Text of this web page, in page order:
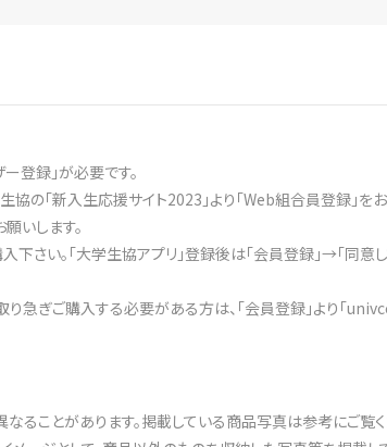
登録」が必要です。
の「新入生応援サイト2023」より「Web組合員登録」を
いします。
さい。「大学生協アプリ」登録後は「会員登録」→「同意し
ぎご購入する必要がある方は、「会員登録」より「
ることがあります。掲載している商品写真は参考にご覧く